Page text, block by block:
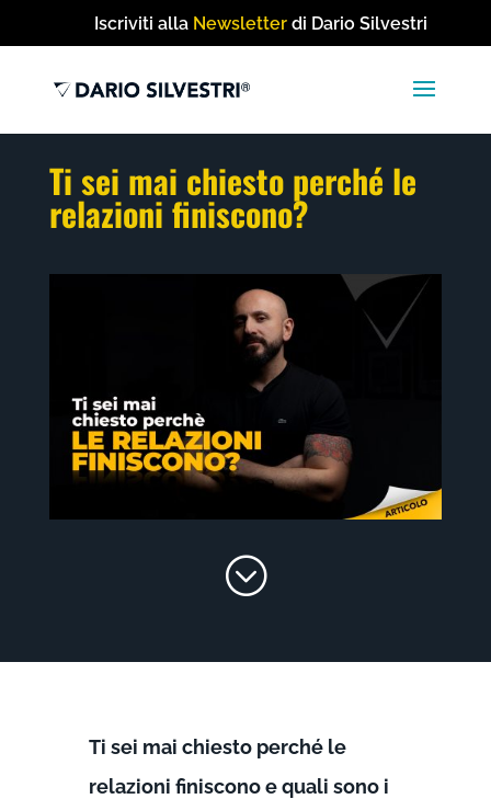
Iscriviti alla Newsletter di Dario Silvestri
Ti sei mai chiesto perché le
relazioni finiscono?
;
Ti sei mai chiesto perché le
relazioni finiscono e quali sono i